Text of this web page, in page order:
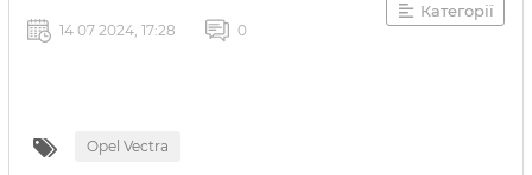
Категорії
14 07 2024, 17:28 0
Opel Vectra